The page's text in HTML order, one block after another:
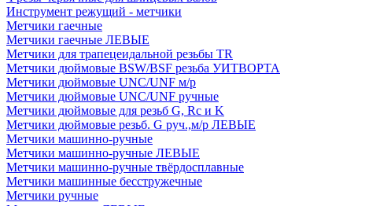
Инструмент режущий - метчики
Метчики гаечные
Метчики гаечные ЛЕВЫЕ
Метчики для трапецеидальной резьбы TR
Метчики дюймовые BSW/BSF резьба УИТВОРТА
Метчики дюймовые UNC/UNF м/р
Метчики дюймовые UNC/UNF ручные
Метчики дюймовые для резьб G, Rc и K
Метчики дюймовые резьб. G руч.,м/р ЛЕВЫЕ
Метчики машинно-ручные
Метчики машинно-ручные ЛЕВЫЕ
Метчики машинно-ручные твёрдосплавные
Метчики машинные бесстружечные
Метчики ручные